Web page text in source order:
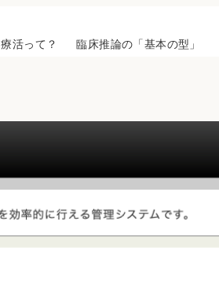
療活って？ 臨床推論の「基本の型」